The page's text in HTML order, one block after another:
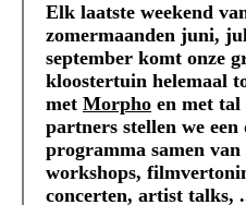
Elk laatste weekend
zomermaanden juni,
september komt onze
kloostertuin helemaal
met Morpho en met tal
partners stellen we een
programma samen
workshops,
concerten, artist talks,